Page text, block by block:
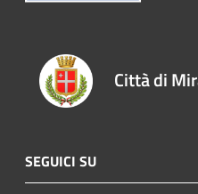
Città di
SEGUICI SU